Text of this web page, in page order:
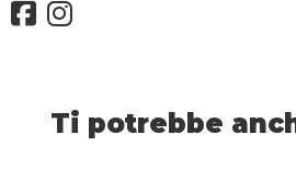
Ti potrebbe